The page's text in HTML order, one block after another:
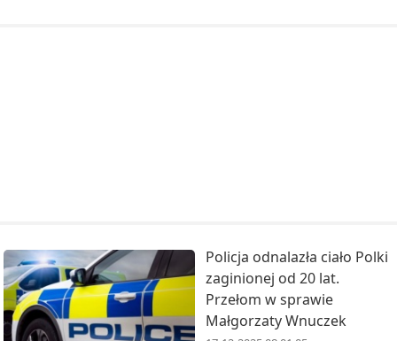
Policja odnalazła ciało Polki
zaginionej od 20 lat.
Przełom w sprawie
Małgorzaty Wnuczek